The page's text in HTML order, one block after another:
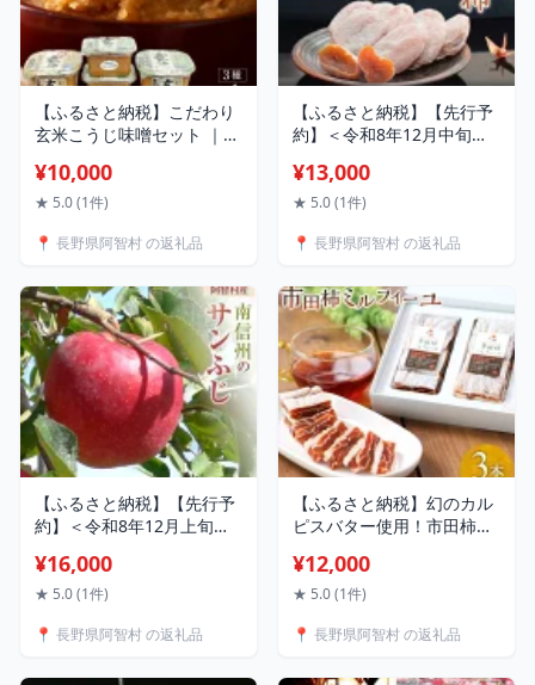
【ふるさと納税】こだわり
玄米こうじ味噌セット ｜
¥10,000
★ 5.0 (1件)
📍 長野県阿智村 の返礼品
【ふるさと納税】【先行予
約】＜令和8年12月中旬～
柿 1箱（約700g）｜ ご当
地 名産 柿 干し柿 果物 フル
¥13,000
★ 5.0 (1件)
📍 長野県阿智村 の返礼品
【ふるさと納税】【先行予
約】＜令和8年12月上旬～
りんご「サンふじ」約5kg
｜ 果物 フルーツ 林檎 リン
¥16,000
★ 5.0 (1件)
📍 長野県阿智村 の返礼品
【ふるさと納税】幻のカル
ピスバター使用！市田柿ミ
¥12,000
★ 5.0 (1件)
📍 長野県阿智村 の返礼品